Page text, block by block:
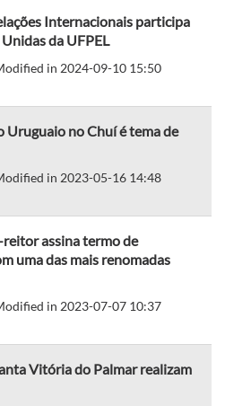
Internacionais participa
da UFPEL
in 2024-09-10 15:50
Uruguaio no Chuí é tema de
in 2023-05-16 14:48
reitor assina termo de
uma das mais renomadas
in 2023-07-07 10:37
Vitória do Palmar realizam